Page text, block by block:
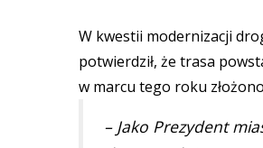
W kwestii modernizacji
potwierdził, że trasa
w marcu tego roku
– Jako Prezydent